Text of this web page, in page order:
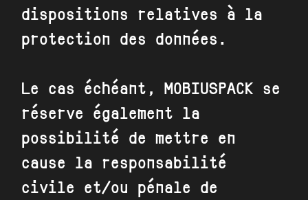
dispositions relatives à la
protection des données.
Le cas échéant, MOBIUSPACK se
réserve également la
possibilité de mettre en
cause la responsabilité
civile et/ou pénale de